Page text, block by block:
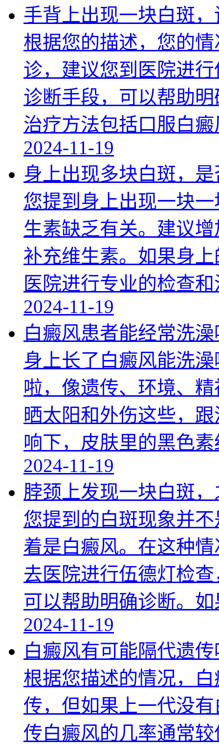
手背上出现一块白斑
根据您的描述，您的
诊，建议您到医院进
诊断手段，可以帮助
治疗方法包括口服白
2024-11-19
身上出现多块白斑，
您提到身上出现一块
生素缺乏有关。建议
补充维生素。如果身
医院进行专业的检查
2024-11-19
白癜风患者能经常洗澡
身上长了白癜风能洗
啦，像遗传、环境、
晒太阳和外伤这些，
响下，皮肤里的黑色
2024-11-19
脖颈上发现一块白斑
您提到的白斑现象并
着是白癜风。在这种
去医院进行伍德灯检
可以帮助明确诊断。
2024-11-19
白癜风有可能隔代遗
根据您描述的情况，
传，但如果上一代没
传白癜风的几率通常